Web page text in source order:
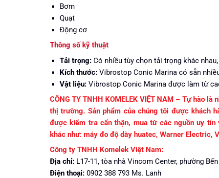
Bơm
Quạt
Động cơ
Thông số kỹ thuật
Tải trọng:Có nhiều tùy chọn tải trọng khác
Kích thước:Vibrostop Conic Marina có sẵn
Vật liệu:Vibrostop Conic Marina được làm từ
CÔNG TY TNHH KOMELEK VIỆT NAM – Tự hào
thị trường. Sản phẩm của chúng tôi được khách
được kiểm tra cẩn thận, mua từ các nguồn uy tín
khác như: máy đo độ dày huatec, Warner Electric,
Công ty TNHH Komelek Việt Nam:
Địa chỉ: L17-11, tòa nhà Vincom Center, phường
Điện thoại: 0902 388 793 Ms. Lanh